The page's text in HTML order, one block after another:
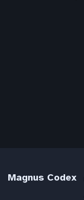
Magnus Codex